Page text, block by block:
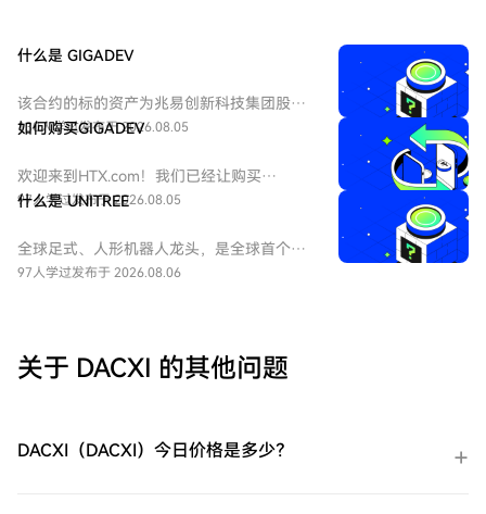
什么是 GIGADEV
该合约的标的资产为兆易创新科技集团股份
有限公司 - H股（HKEX：3986）。兆易创新
电路的设计和研发的中国公司。
130人学过发布于 2026.08.05
如何购买GIGADEV
欢迎来到HTX.com！我们已经让购买
GIGADEC（GIGADEV）变得简单而便捷。跟
之旅。第一步：创建您的HTX账户使用您的
电子邮件、手机号码注册一个免费账户在
GIGADEC（GIGADEV）。余额购买：使用您
在HTX平台上直接与其他用户交易。HTX场
97人学过发布于 2026.08.05
什么是 UNITREE
全球足式、人形机器人龙头，是全球首个大
规模商业化零售高性能四足机器人的企业。
97人学过发布于 2026.08.06
关于 DACXI 的其他问题
DACXI（DACXI）今日价格是多少？